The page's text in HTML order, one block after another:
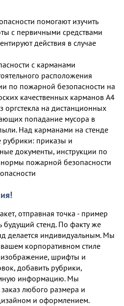
помогают изучить
с первичными средствами
действия в случае
с карманами
расположения
по пожарной безопасности на
качественных карманов А4
на дистанционных
попадание мусора в
Над карманами на стенде
приказы и
документы, инструкции по
пожарной безопасности
отправная точка - пример
будущий стенд. По факту же
делается индивидуальным. Мы
корпоративном стиле
шрифты и
добавить рубрики,
информацию. Мы
любого размера и
и оформлением.